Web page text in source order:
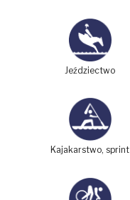
Jeździectwo
Kajakarstwo, sprint